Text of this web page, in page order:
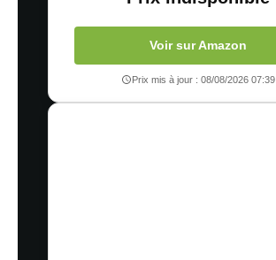
Voir sur Amazon
Prix mis à jour : 08/08/2026 07:39